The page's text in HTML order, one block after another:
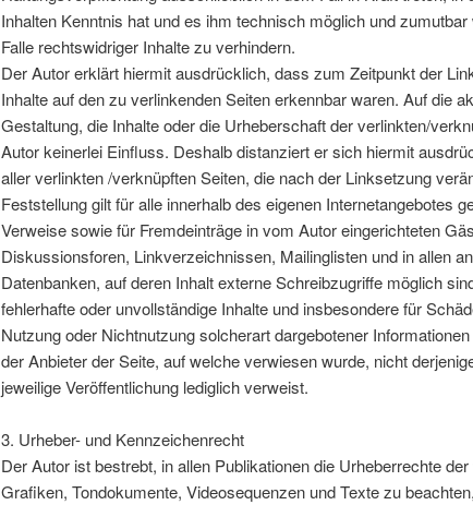
Inhalten Kenntnis hat und es ihm technisch möglich und
Falle rechtswidriger Inhalte zu verhindern.
Der Autor erklärt hiermit ausdrücklich, dass zum Zeitpunkt der
Inhalte auf den zu verlinkenden Seiten erkennbar waren. Auf die
Gestaltung, die Inhalte oder die Urheberschaft der verlinkten/
Autor keinerlei Einfluss. Deshalb distanziert er sich hiermit
aller verlinkten /verknüpften Seiten, die nach der Linksetzung
Feststellung gilt für alle innerhalb des eigenen Internetangebotes
Verweise sowie für Fremdeinträge in vom Autor eingerichteten
Diskussionsforen, Linkverzeichnissen, Mailinglisten und in allen
Datenbanken, auf deren Inhalt externe Schreibzugriffe möglich
fehlerhafte oder unvollständige Inhalte und insbesondere für
Nutzung oder Nichtnutzung solcherart dargebotener
der Anbieter der Seite, auf welche verwiesen wurde, nicht
jeweilige Veröffentlichung lediglich verweist.
3. Urheber- und Kennzeichenrecht
Der Autor ist bestrebt, in allen Publikationen die Urheberrechte
Grafiken, Tondokumente, Videosequenzen und Texte zu